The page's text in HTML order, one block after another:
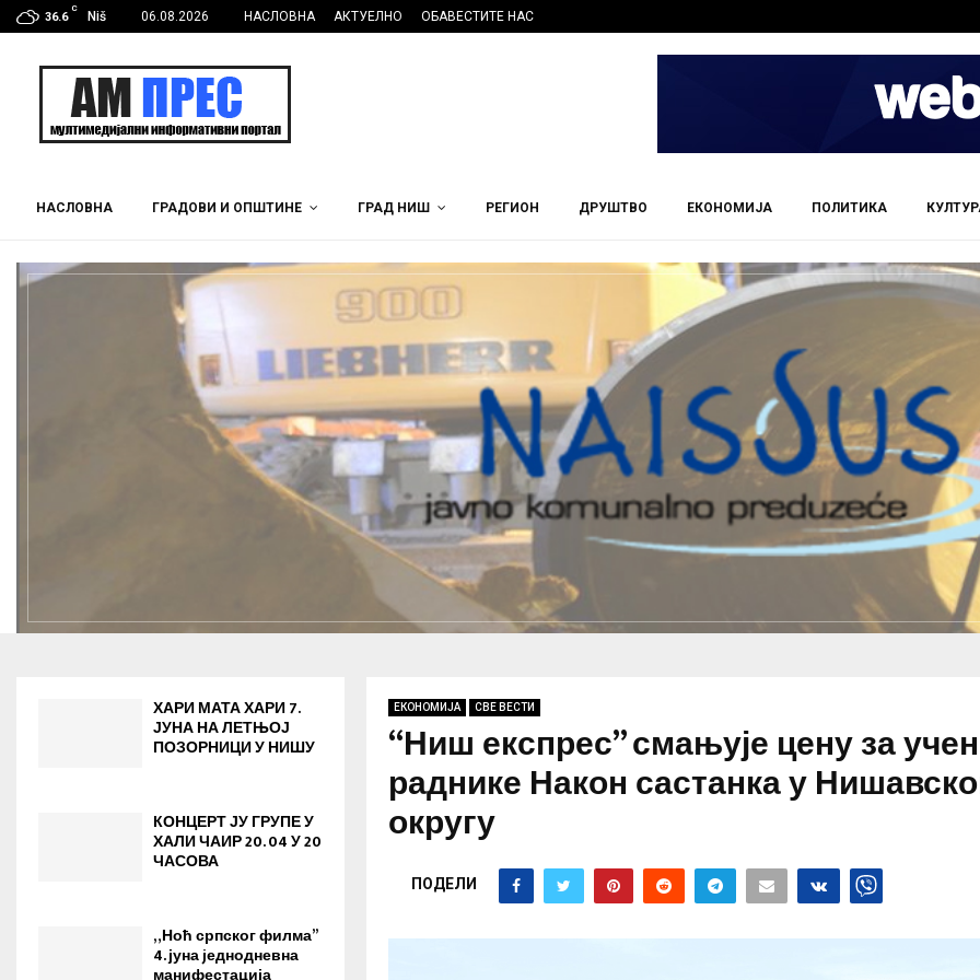
36.6
C
Niš 06.08.2026 НАСЛОВНА АКТУЕЛНО ОБАВЕСТИТЕ НАС
НАСЛОВНА ГРАДОВИ И ОПШТИНЕ ГРАД НИШ РЕГИОН ДРУШТВО ЕКОНОМИЈА ПОЛИТИКА
ЕКОНОМИЈА СВЕ ВЕСТИ
“Ниш експрес” смањује цену за
раднике Након састанка у
округу
ПОДЕЛИ
ХАРИ МАТА ХАРИ 7.
ЈУНА НА ЛЕТЊОЈ
ПОЗОРНИЦИ У НИШУ
КОНЦЕРТ ЈУ ГРУПЕ У
ХАЛИ ЧАИР 20. 04 У 20
ЧАСОВА
„Ноћ српског филма”
4. јуна jеднодневна